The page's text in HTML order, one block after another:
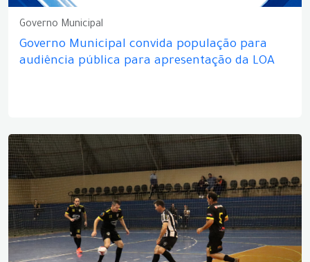
Governo Municipal
Governo Municipal convida população para
audiência pública para apresentação da LOA